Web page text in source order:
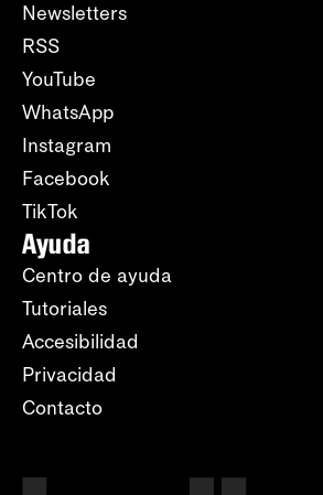
Newsletters
RSS
YouTube
WhatsApp
Instagram
Facebook
TikTok
Ayuda
Centro de ayuda
Tutoriales
Accesibilidad
Privacidad
Contacto